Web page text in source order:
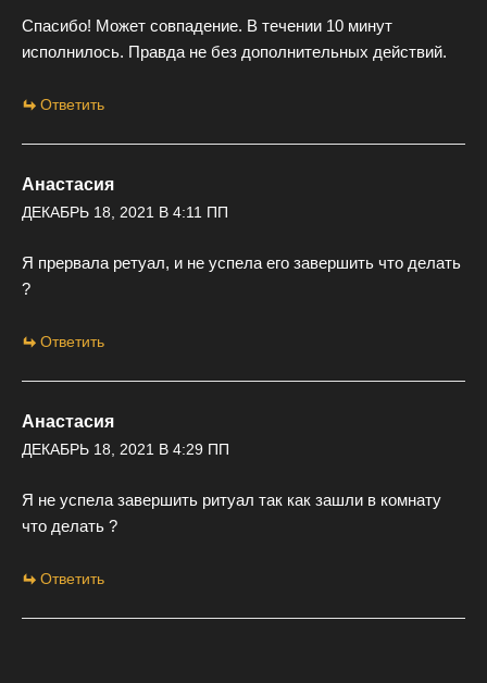
Спасибо! Может совпадение. В течении 10 минут
исполнилось. Правда не без дополнительных действий.
Ответить
Анастасия
ДЕКАБРЬ 18, 2021 В 4:11 ПП
Я прервала ретуал, и не успела его завершить что делать
?
Ответить
Анастасия
ДЕКАБРЬ 18, 2021 В 4:29 ПП
Я не успела завершить ритуал так как зашли в комнату
что делать ?
Ответить